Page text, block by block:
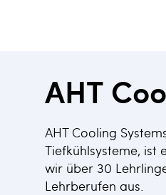
AHT
AHT Cooling
Tiefkühlsysteme, ist
wir über 30
Lehrberufen aus.